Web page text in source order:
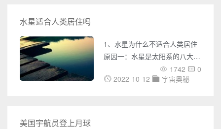
人不安的断裂——大爆炸之
一个人为打造的天体。如果这一
个设想是真实存在的，就有人想
要知道为什么要给地球安排这样
一个行星呢，当然也有一种可
水星适合人类居住吗
1、水星为什么不适合人类居住
原因一：水星是太阳系的八大行
星中最小且最靠近太阳的行星，
水星在远日点的距离大约是在近
1742
0
2022-10-12
宇宙奥秘
美国宇航员登上月球